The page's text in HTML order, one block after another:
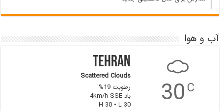
آب و هوا
30C
Tehran
Scattered Clouds
رطوبت 19%
باد 4km/h SSE
H 30 • L 30